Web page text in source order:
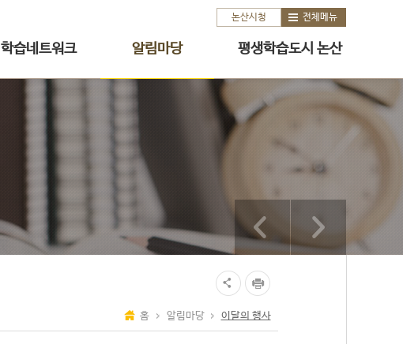
논산시청 전체메뉴
학습네트워크 알림마당 평생학습도시 논산
홈 알림마당 이달의 행사